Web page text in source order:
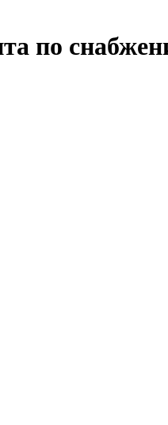
по